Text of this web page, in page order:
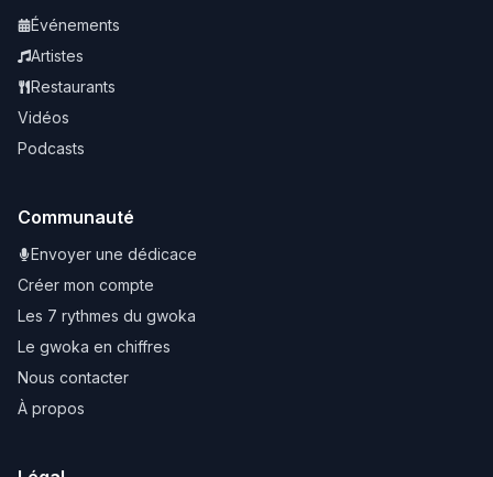
Événements
Artistes
Restaurants
Vidéos
Podcasts
Communauté
Envoyer une dédicace
Créer mon compte
Les 7 rythmes du gwoka
Le gwoka en chiffres
Nous contacter
À propos